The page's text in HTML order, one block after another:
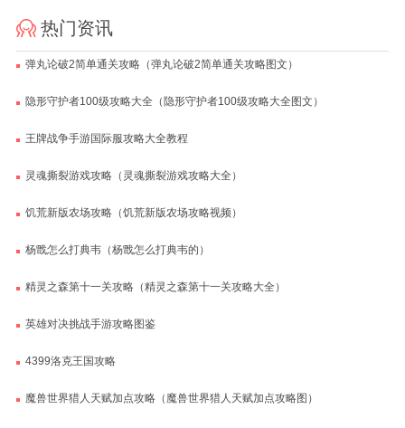
热门资讯
弹丸论破2简单通关攻略（弹丸论破2简单通关攻略图文）
隐形守护者100级攻略大全（隐形守护者100级攻略大全图文）
王牌战争手游国际服攻略大全教程
灵魂撕裂游戏攻略（灵魂撕裂游戏攻略大全）
饥荒新版农场攻略（饥荒新版农场攻略视频）
杨戬怎么打典韦（杨戬怎么打典韦的）
精灵之森第十一关攻略（精灵之森第十一关攻略大全）
英雄对决挑战手游攻略图鉴
4399洛克王国攻略
魔兽世界猎人天赋加点攻略（魔兽世界猎人天赋加点攻略图）